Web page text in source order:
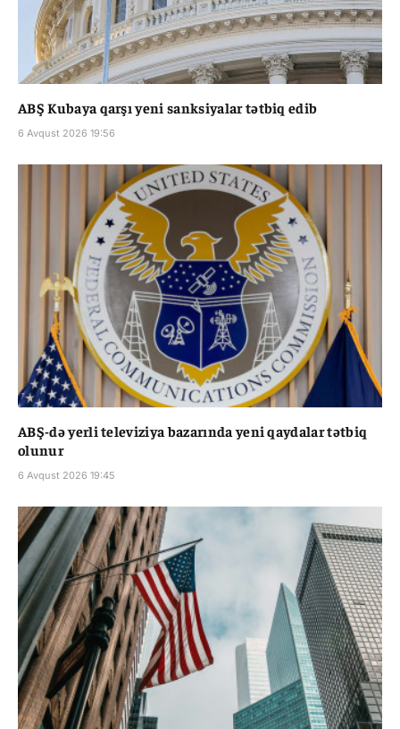
ABŞ Kubaya qarşı yeni sanksiyalar tətbiq edib
6 Avqust 2026 19:56
ABŞ-də yerli televiziya bazarında yeni qaydalar tətbiq
olunur
6 Avqust 2026 19:45